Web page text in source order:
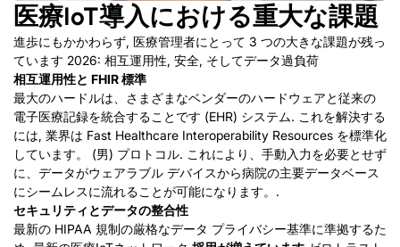
医療IoT導入における重大な課題
進歩にもかかわらず, 医療管理者にとって 3 つの大きな課題が残っ
ています 2026: 相互運用性, 安全, そしてデータ過負荷
相互運用性と FHIR 標準
最大のハードルは、さまざまなベンダーのハードウェアと従来の
電子医療記録を統合することです (EHR) システム. これを解決する
には, 業界は Fast Healthcare Interoperability Resources を標準化
しています。 (男) プロトコル. これにより、手動入力を必要とせず
に、データがウェアラブル デバイスから病院の主要データベース
にシームレスに流れることが可能になります。.
セキュリティとデータの整合性
最新の HIPAA 規制の厳格なデータ プライバシー基準に準拠するた